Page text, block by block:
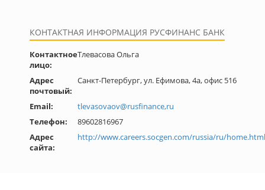
КОНТАКТНАЯ ИНФОРМАЦИЯ РУСФИНАНС БАНК
Контактное
лицо:
Тлевасова Ольга
Адрес
почтовый:
Санкт-Петербург, ул. Ефимова, 4а, офис 516
Email:
tlevasovaov@rusfinance,ru
Телефон:
89602816967
Адрес
сайта:
http://www.careers.socgen.com/russia/ru/home.html